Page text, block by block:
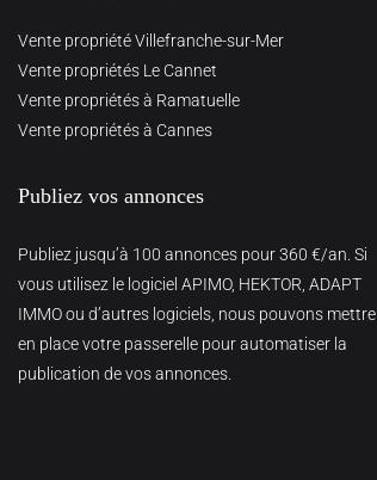
Vente propriété Villefranche-sur-Mer
Vente propriétés Le Cannet
Vente propriétés à Ramatuelle
Vente propriétés à Cannes
Publiez vos annonces
Publiez jusqu’à 100 annonces pour 360 €/an. Si
vous utilisez le logiciel APIMO, HEKTOR, ADAPT
IMMO ou d’autres logiciels, nous pouvons mettre
en place votre passerelle pour automatiser la
publication de vos annonces.